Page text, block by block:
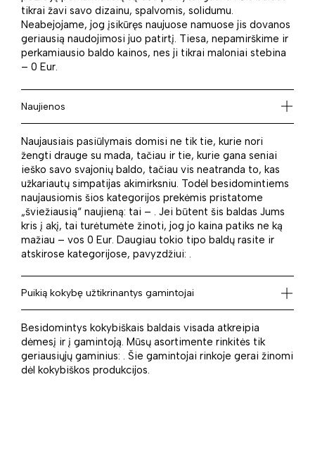
tikrai žavi savo dizainu, spalvomis, solidumu.
Neabejojame, jog įsikūręs naujuose namuose jis dovanos
geriausią naudojimosi juo patirtį. Tiesa, nepamirškime ir
perkamiausio baldo kainos, nes ji tikrai maloniai stebina
– 0 Eur.
Naujienos
Naujausiais pasiūlymais domisi ne tik tie, kurie nori
žengti drauge su mada, tačiau ir tie, kurie gana seniai
ieško savo svajonių baldo, tačiau vis neatranda to, kas
užkariautų simpatijas akimirksniu. Todėl besidomintiems
naujausiomis šios kategorijos prekėmis pristatome
„šviežiausią“ naujieną: tai – . Jei būtent šis baldas Jums
kris į akį, tai turėtumėte žinoti, jog jo kaina patiks ne ką
mažiau – vos 0 Eur. Daugiau tokio tipo baldų rasite ir
atskirose kategorijose, pavyzdžiui: .
Puikią kokybę užtikrinantys gamintojai
Besidomintys kokybiškais baldais visada atkreipia
dėmesį ir į gamintoją. Mūsų asortimente rinkitės tik
geriausiųjų gaminius: . Šie gamintojai rinkoje gerai žinomi
dėl kokybiškos produkcijos.